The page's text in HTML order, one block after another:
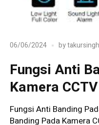
06/06/2024 bytakursingh
Fungsi Anti
Kamera CCTV
Fungsi Anti Banding
Banding Pada Kamera